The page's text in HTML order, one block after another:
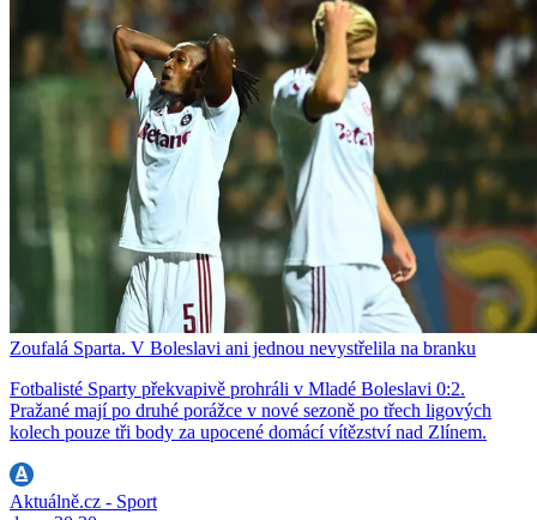
Zoufalá Sparta. V Boleslavi ani jednou nevystřelila na branku
Fotbalisté Sparty překvapivě prohráli v Mladé Boleslavi 0:2.
Pražané mají po druhé porážce v nové sezoně po třech ligových
kolech pouze tři body za upocené domácí vítězství nad Zlínem.
Aktuálně.cz - Sport